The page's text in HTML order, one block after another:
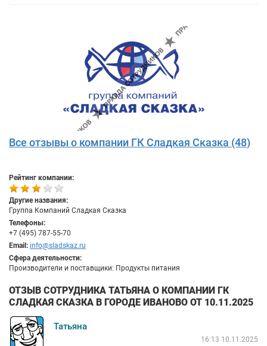
Все отзывы о компании ГК Сладкая Сказка (48)
Рейтинг компании:
Другие названия:
Группа Компаний Сладкая Сказка
Телефоны:
+7 (495) 787-55-70
Email: info@sladskaz.ru
Сфера деятельности:
Производители и поставщики: Продукты питания
ОТЗЫВ СОТРУДНИКА ТАТЬЯНА О КОМПАНИИ ГК
СЛАДКАЯ СКАЗКА В ГОРОДЕ ИВАНОВО ОТ 10.11.2025
Татьяна
16:13 10.11.2025